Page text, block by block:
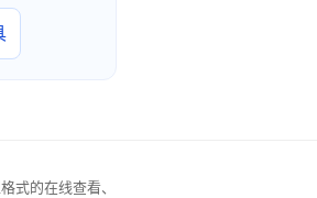
式的在线查看、